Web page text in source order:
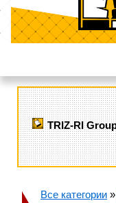
TRIZ-RI
Все категории »